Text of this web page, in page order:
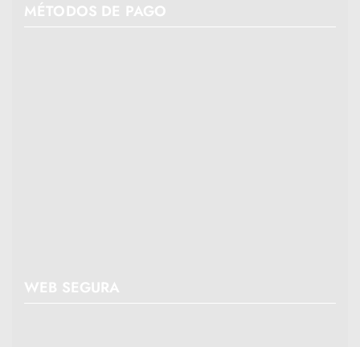
MÉTODOS DE PAGO
WEB SEGURA